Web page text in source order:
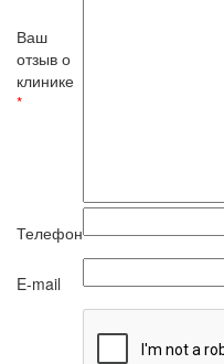
Ваш
отзыв о
клинике
*
Телефон
E-mail